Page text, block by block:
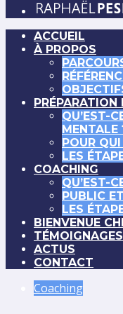
ACCUEIL
À PROPOS
PRÉPARATION
QU’EST-
MENTALE
POUR
LES
COACHING
QU’EST-
PUBLIC
LES
BIENVENUE
TÉMOIGNAGES
ACTUS
CONTACT
Coaching